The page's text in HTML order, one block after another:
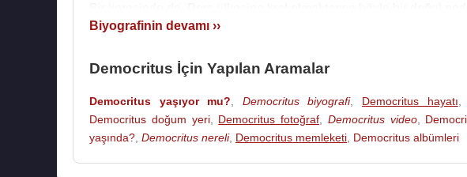
boşlukta hareket edişleriydi. Ay'ı görmemizin nedeni "Ay'ın
sürdüklerini ileri sürmüştür. Ona göre akıllı bir yaratık olan
"ilerleme" sonucu "kültür"e sahip olmuştur
Democritus, matematikle de ilgilenmiş ve "Bir Daire veya Bir
Biyografinin devamı ››
Democritus İçin Yapılan Aramalar
Democritus yaşıyor mu? Democritus biyografi, Democritus hayatı
Democritus doğum yeri, Democritus fotoğraf Democritus video,
yaşında? Democritus nereli, Democritus memleketi Democritus albümleri